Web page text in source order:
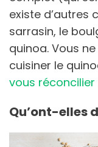
existe d’autres
sarrasin, le
quinoa. Vous
cuisiner le
vous
Qu’ont-elles